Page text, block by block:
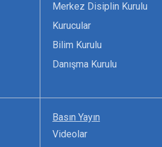
Merkez Disiplin Kurulu
Kurucular
Bilim Kurulu
Danışma Kurulu
Basın Yayın
Videolar